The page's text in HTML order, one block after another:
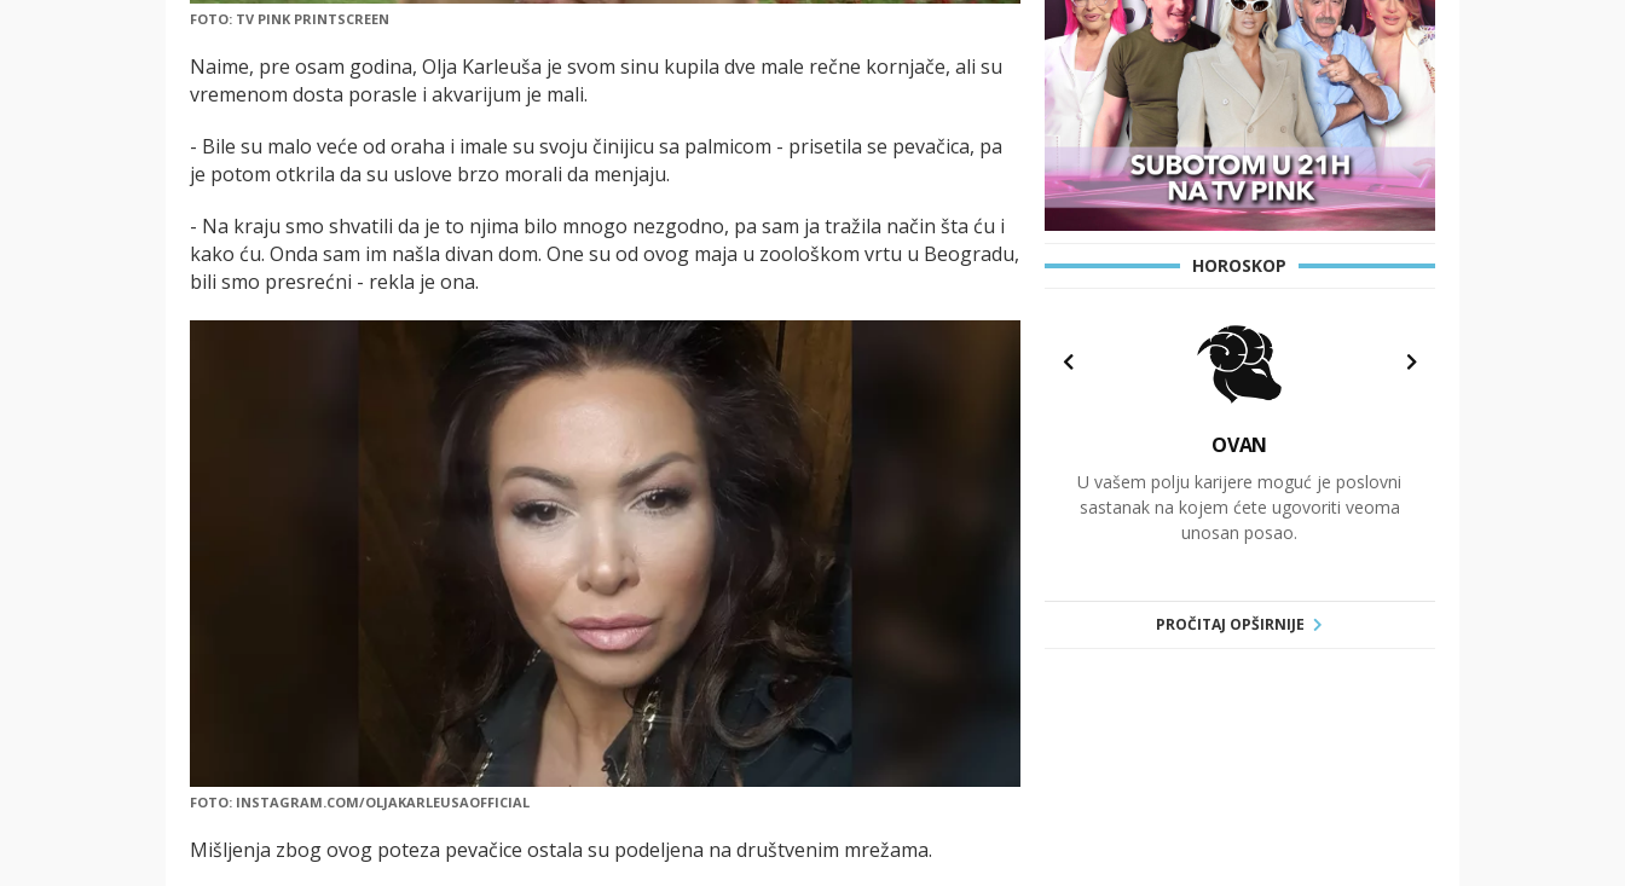
FOTO: TV PINK PRINTSCREEN
Naime, pre osam godina, Olja Karleuša je svom sinu kupila dve male rečne kornjače, ali su
vremenom dosta porasle i akvarijum je mali.
- Bile su malo veće od oraha i imale su svoju činijicu sa palmicom - prisetila se pevačica, pa
je potom otkrila da su uslove brzo morali da menjaju.
- Na kraju smo shvatili da je to njima bilo mnogo nezgodno, pa sam ja tražila način šta ću i
kako ću. Onda sam im našla divan dom. One su od ovog maja u zoološkom vrtu u Beogradu,
bili smo presrećni - rekla je ona.
FOTO: INSTAGRAM.COM/OLJAKARLEUSAOFFICIAL
Mišljenja zbog ovog poteza pevačice ostala su podeljena na društvenim mrežama.
HOROSKOP
OVAN
U vašem polju karijere moguć je poslovni
sastanak na kojem ćete ugovoriti veoma
unosan posao.
PROČITAJ OPŠIRNIJE